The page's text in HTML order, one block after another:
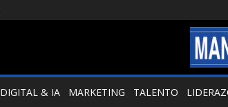
DIGITAL & IA MARKETING TALENTO